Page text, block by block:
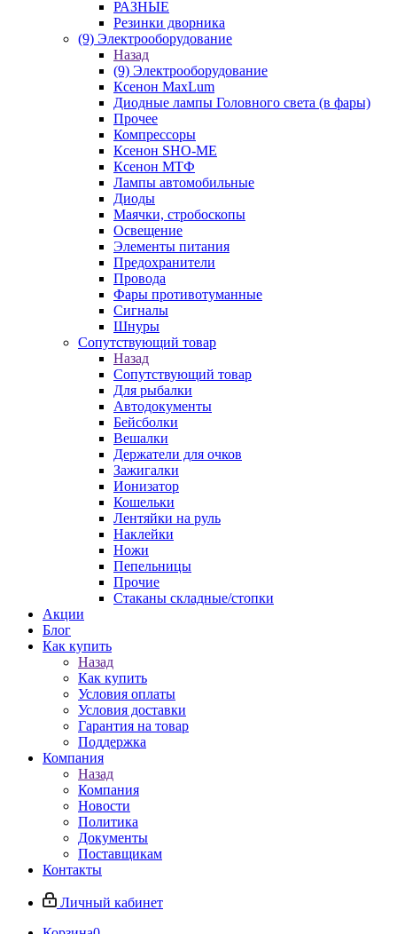
РАЗНЫЕ
Резинки дворника
(9) Электрооборудование
Назад
(9) Электрооборудование
Ксенон MaxLum
Диодные лампы Головного света (в фары)
Прочее
Компрессоры
Ксенон SHO-ME
Ксенон МТФ
Лампы автомобильные
Диоды
Маячки, стробоскопы
Освещение
Элементы питания
Предохранители
Провода
Фары противотуманные
Сигналы
Шнуры
Сопутствующий товар
Назад
Сопутствующий товар
Для рыбалки
Автодокументы
Бейсболки
Вешалки
Держатели для очков
Зажигалки
Ионизатор
Кошельки
Лентяйки на руль
Наклейки
Ножи
Пепельницы
Прочие
Стаканы складные/стопки
Акции
Блог
Как купить
Назад
Как купить
Условия оплаты
Условия доставки
Гарантия на товар
Поддержка
Компания
Назад
Компания
Новости
Политика
Документы
Поставщикам
Контакты
Личный кабинет